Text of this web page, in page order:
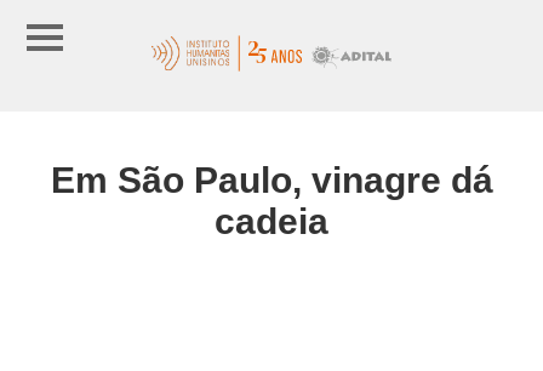
Em São Paulo, vinagre dá
cadeia